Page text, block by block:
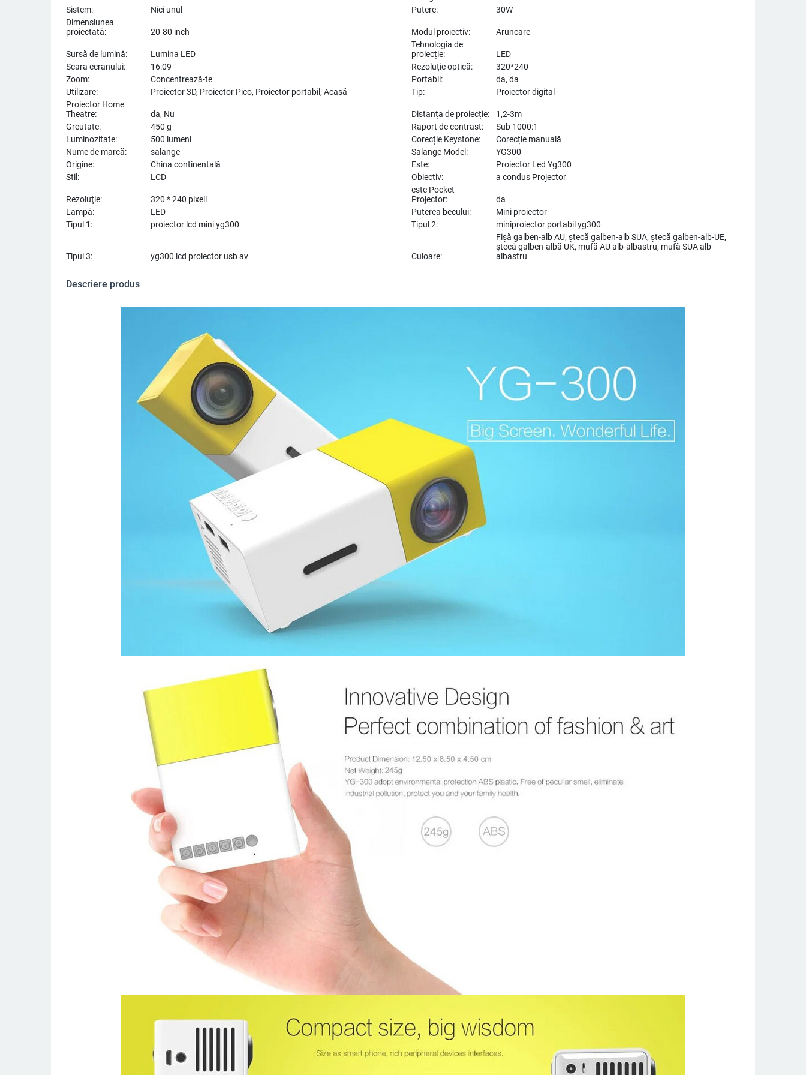
Sistem:
Nici unul Putere:
30W
Dimensiunea
proiectată:
20-80 inch Modul proiectiv: Aruncare
Sursă de lumină: Lumina LED
Tehnologia de
proiecție:
LED
Scara ecranului:
16:09 Rezoluție optică:
320*240
Zoom:
Concentrează-te Portabil:
da, da
Utilizare:
Proiector 3D, Proiector Pico, Proiector portabil, Acasă Tip:
Proiector digital
Proiector Home
Theatre:
da, Nu Distanța de proiecție:
1,2-3m
Greutate:
450 g Raport de contrast:
Sub 1000:1
Luminozitate:
500 lumeni Corecție Keystone:
Corecție manuală
Nume de marcă:
salange Salange Model:
YG300
Origine:
China continentală Este:
Proiector Led Yg300
Stil:
LCD Obiectiv: a condus Projector
Rezoluţie: 320 * 240 pixeli
este Pocket
Projector:
da
Lampă:
LED Puterea becului:
Mini proiector
Tipul 1:
proiector lcd mini yg300 Tipul 2: miniproiector portabil yg300
Tipul 3: yg300 lcd proiector usb av Culoare:
Fișă galben-alb AU, ștecă galben-alb SUA, ștecă galben-alb-UE,
ștecă galben-albă UK, mufă AU alb-albastru, mufă SUA alb-
albastru
Descriere produs